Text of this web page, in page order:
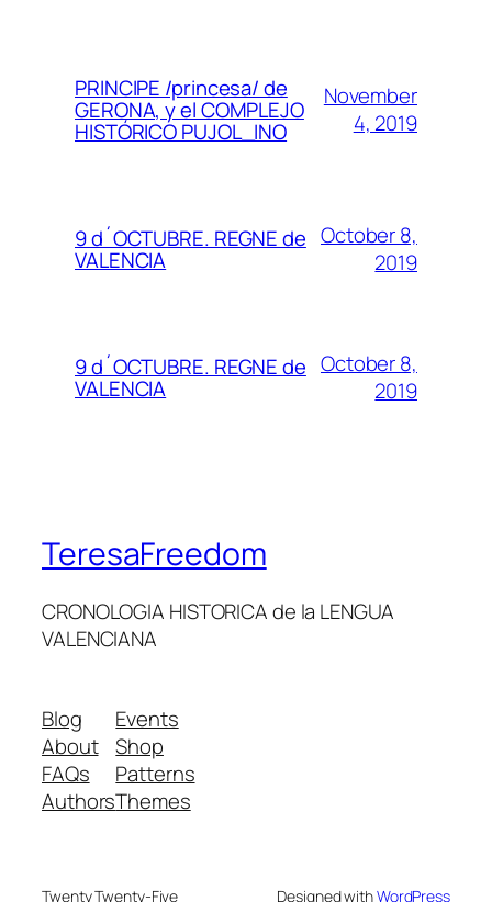
PRINCIPE /princesa/ de
GERONA, y el COMPLEJO
HISTÓRICO PUJOL_INO
November
4, 2019
9 d´OCTUBRE. REGNE de
VALENCIA
October 8,
2019
9 d´OCTUBRE. REGNE de
VALENCIA
October 8,
2019
TeresaFreedom
CRONOLOGIA HISTORICA de la LENGUA
VALENCIANA
Blog
About
FAQs
Authors
Events
Shop
Patterns
Themes
Twenty Twenty-Five Designed withWordPress